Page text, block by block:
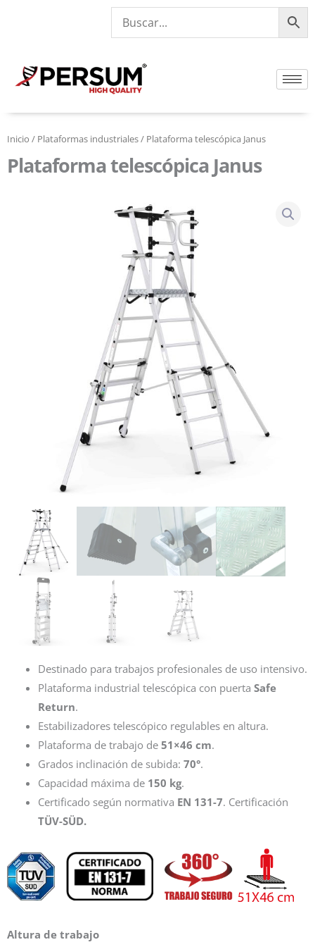
Inicio / Plataformas industriales/ Plataforma telescópica Janus
Plataforma telescópica Janus
Destinado para trabajos profesionales de uso intensivo.
Plataforma industrial telescópica con puerta Safe
Return.
Estabilizadores telescópico regulables en altura.
Plataforma de trabajo de 51×46 cm.
Grados inclinación de subida: 70°.
Capacidad máxima de 150 kg.
Certificado según normativa EN 131-7. Certificación
TÜV-SÜD.
Altura de trabajo
Plataforma